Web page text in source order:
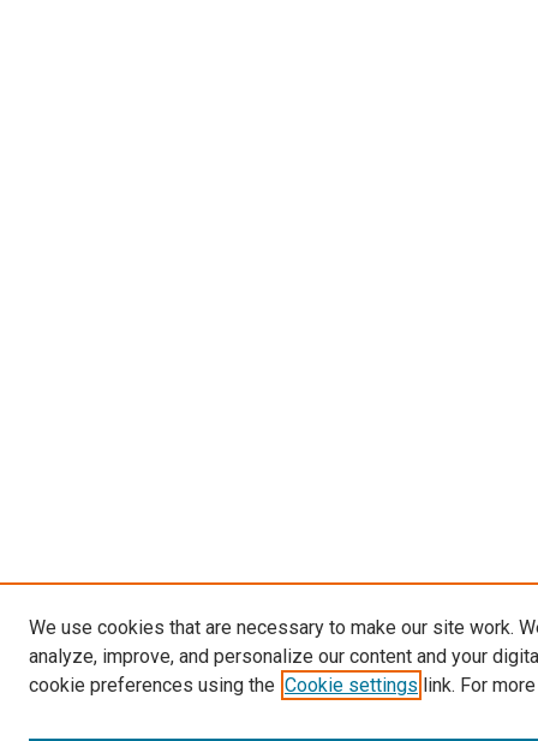
We use cookies that are necessary to make our site work.
analyze, improve, and personalize our content and your
cookie preferences using the Cookie settings link. For